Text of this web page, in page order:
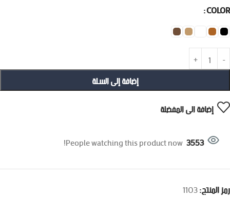
COLOR
إضافة إلى السلة
إضافة الى المفضلة
3553
People watching this product now!
رمز المنتج:1103